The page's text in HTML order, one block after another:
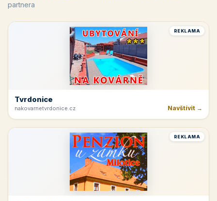
partnera
REKLAMA
Tvrdonice
nakovarnetvrdonice.cz Navštívit →
REKLAMA